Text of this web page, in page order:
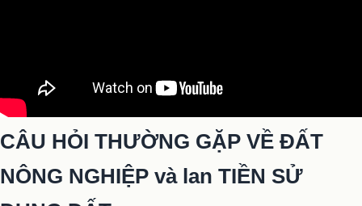
CÂU HỎI THƯỜNG GẶP VỀ ĐẤT
NÔNG NGHIỆP và lan TIỀN SỬ